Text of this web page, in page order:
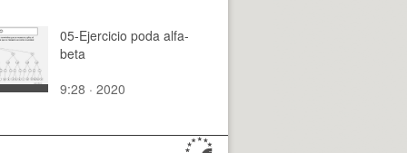
05-Ejercicio poda alfa-
beta
9:28 · 2020